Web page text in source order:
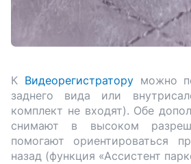
К Видеорегистраторуможно
заднего вида или
комплект не входят). Обе
снимают в высоком
помогают ориентироваться
назад (функция «Ассистент